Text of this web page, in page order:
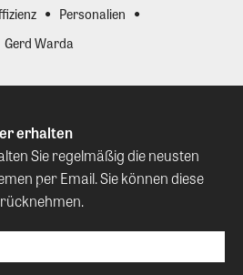
Personalien
Gerd Warda
erhalten
Sie regelmäßig die neusten
per Email. Sie können diese